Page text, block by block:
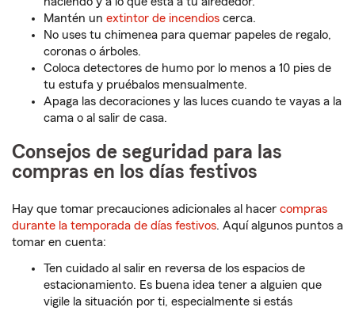
Mantén un extintor de incendios cerca.
No uses tu chimenea para quemar papeles de regalo,
coronas o árboles.
Coloca detectores de humo por lo menos a 10 pies de
tu estufa y pruébalos mensualmente.
Apaga las decoraciones y las luces cuando te vayas a la
cama o al salir de casa.
Consejos de seguridad para las
compras en los días festivos
Hay que tomar precauciones adicionales al hacer compras
durante la temporada de días festivos. Aquí algunos puntos a
tomar en cuenta:
Ten cuidado al salir en reversa de los espacios de
estacionamiento. Es buena idea tener a alguien que
vigile la situación por ti, especialmente si estás